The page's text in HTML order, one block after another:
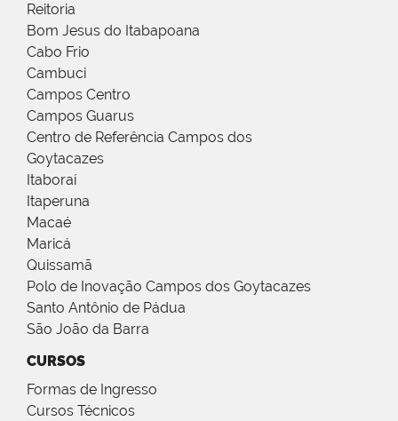
Reitoria
Bom Jesus do Itabapoana
Cabo Frio
Cambuci
Campos Centro
Campos Guarus
Centro de Referência Campos dos
Goytacazes
Itaboraí
Itaperuna
Macaé
Maricá
Quissamã
Polo de Inovação Campos dos Goytacazes
Santo Antônio de Pádua
São João da Barra
CURSOS
Formas de Ingresso
Cursos Técnicos